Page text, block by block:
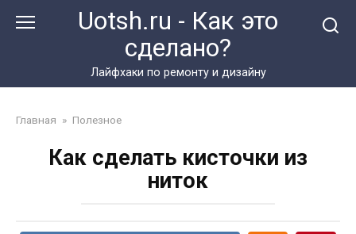
Uotsh.ru - Как это
сделано?
Лайфхаки по ремонту и дизайну
Главная » Полезное
Как сделать кисточки из
ниток